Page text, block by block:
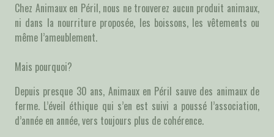
Chez Animaux en Péril, nous ne trouverez aucun produit animaux,
ni dans la nourriture proposée, les boissons, les vêtements ou
même l’ameublement.
Mais pourquoi?
Depuis presque 30 ans, Animaux en Péril sauve des animaux de
ferme. L’éveil éthique qui s’en est suivi a poussé l’association,
d’année en année, vers toujours plus de cohérence.